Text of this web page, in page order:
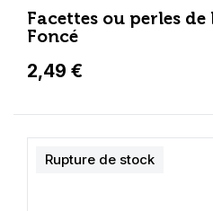
Facettes ou perles de
Foncé
2,49 €
Rupture de stock